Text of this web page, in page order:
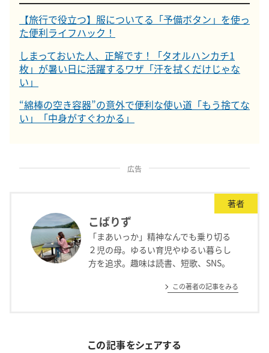
【旅行で役立つ】服についてる「予備ボタン」を使っ
た便利ライフハック！
しまっておいた人、正解です！「タオルハンカチ1
枚」が暑い日に活躍するワザ「汗を拭くだけじゃな
い」
“綿棒の空き容器”の意外で便利な使い道「もう捨てな
い」「中身がすぐわかる」
広告
著者
こばりず
「まあいっか」精神なんでも乗り切る
２児の母。ゆるい育児やゆるい暮らし
方を追求。趣味は読書、短歌、SNS。
この著者の記事をみる
この記事をシェアする